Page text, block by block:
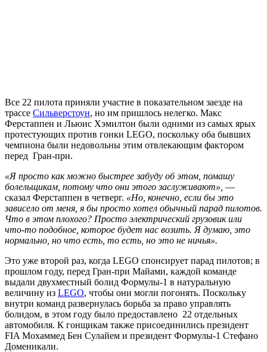
Все 22 пилота приняли участие в показательном заезде на
трассе Сильверстоун, но им пришлось нелегко. Макс
Ферстаппен и Льюис Хэмилтон были одними из самых ярых
протестующих против гонки LEGO, поскольку оба бывших
чемпиона были недовольны этим отвлекающим фактором
перед Гран-при.
«Я просто как можно быстрее забуду об этом, помашу
болельщикам, потому что они этого заслуживают», —
сказал Ферстаппен в четверг. «Но, конечно, если бы это
зависело от меня, я бы просто хотел обычный парад пилотов.
Что в этом плохого? Просто электрический грузовик или
что-то подобное, которое будет нас возить. Я думаю, это
нормально, но что есть, то есть, но это не ничья».
Это уже второй раз, когда LEGO спонсирует парад пилотов; в
прошлом году, перед Гран-при Майами, каждой команде
выдали двухместный болид Формулы-1 в натуральную
величину из LEGO, чтобы они могли погонять. Поскольку
внутри команд развернулась борьба за право управлять
болидом, в этом году было предоставлено 22 отдельных
автомобиля. К гонщикам также присоединились президент
FIA Мохаммед Бен Сулайем и президент Формулы-1 Стефано
Доменикали.